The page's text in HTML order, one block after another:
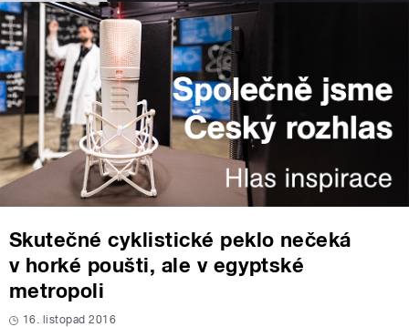
Skutečné cyklistické peklo nečeká
v horké poušti, ale v egyptské
metropoli
16. listopad 2016